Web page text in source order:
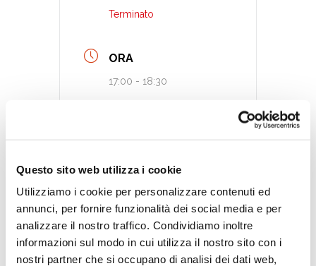
Questo sito web utilizza i cookie
Utilizziamo i cookie per personalizzare contenuti ed
annunci, per fornire funzionalità dei social media e per
analizzare il nostro traffico. Condividiamo inoltre
informazioni sul modo in cui utilizza il nostro sito con i
nostri partner che si occupano di analisi dei dati web,
Terminato
ORA
17:00 - 18:30
Legger-mente
Tags: GRUPPO DI LETTURA